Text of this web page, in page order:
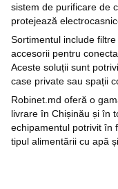
sistem de purificare de
protejează
Sortimentul include
accesorii pentru
Aceste soluții sunt
case private sau spații
Robinet.md oferă o
livrare în Chișinău și în
echipamentul potrivit în
tipul alimentării cu apă